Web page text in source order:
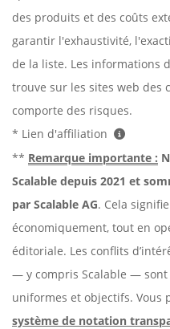
des produits et des coûts
garantir l'exhaustivité,
de la liste. Les informations
trouve sur les sites web des
comporte des risques.
* Lien d'affiliation
** Remarque importante :
Scalable depuis 2021 et
par Scalable AG. Cela
économiquement, tout en
éditoriale. Les conflits
— y compris Scalable — sont
uniformes et objectifs. Vous
système de notation